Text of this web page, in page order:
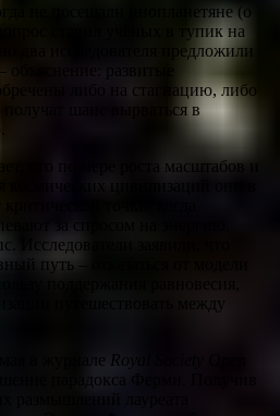
не посещали инопланетяне (о
ставил учёных в тупик на
два исследователя предложили
развитые
либо на стагнацию, либо
шанс вырваться в
что по мере роста масштабов и
космических цивилизаций они в
точки, когда
за спросом на энергию.
Исследователи заявили, что
путь – отказаться от модели
поддержания равновесия,
путешествовать между
в журнале Royal Society Open
парадокса Ферми. Получив